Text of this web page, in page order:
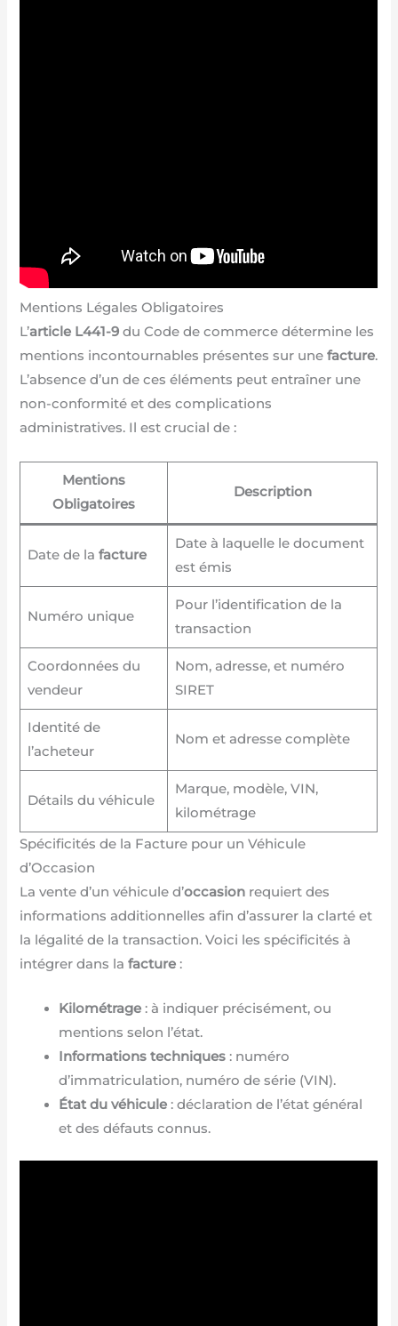
Mentions Légales Obligatoires
L’article L441-9 du Code de commerce détermine les
mentions incontournables présentes sur unefacture.
L’absence d’un de ces éléments peut entraîner une
non-conformité et des complications
administratives. Il est crucial de :
Mentions
Obligatoires
Description
Date de la facture
Date à laquelle le document
est émis
Numéro unique
Pour l’identification de la
transaction
Coordonnées du
vendeur
Nom, adresse, et numéro
SIRET
Identité de
l’acheteur
Nom et adresse complète
Détails du véhicule
Marque, modèle, VIN,
kilométrage
Spécificités de la Facture pour un Véhicule
d’Occasion
La vente d’un véhicule d’occasion requiert des
informations additionnelles afin d’assurer la clarté et
la légalité de la transaction. Voici les spécificités à
intégrer dans lafacture :
Kilométrage : à indiquer précisément, ou
mentions selon l’état.
Informations techniques : numéro
d’immatriculation, numéro de série (VIN).
État du véhicule : déclaration de l’état général
et des défauts connus.